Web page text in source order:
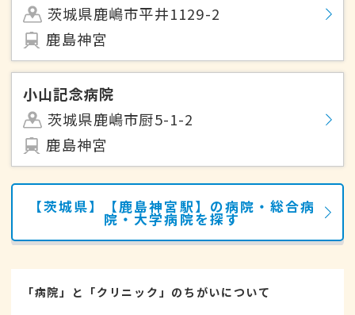
茨城県鹿嶋市平井1129-2
鹿島神宮
小山記念病院
茨城県鹿嶋市厨5-1-2
鹿島神宮
【茨城県】【鹿島神宮駅】の病院・総合病
院・大学病院を探す
「病院」と「クリニック」のちがいについて